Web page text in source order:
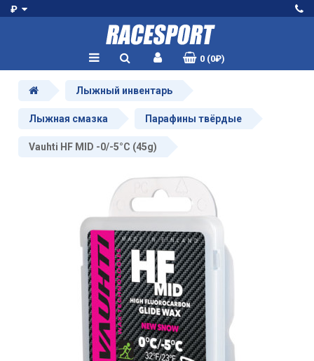
₽
0 (0₽)
Лыжный инвентарь
Лыжная смазка Парафины твёрдые
Vauhti HF MID -0/-5°C (45g)